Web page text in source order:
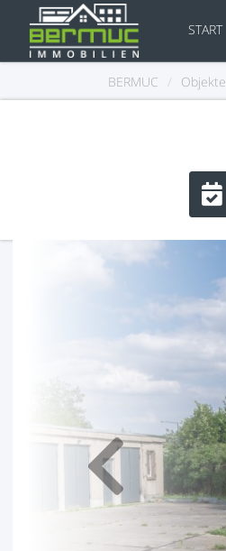
START
BERMUC / Objekte